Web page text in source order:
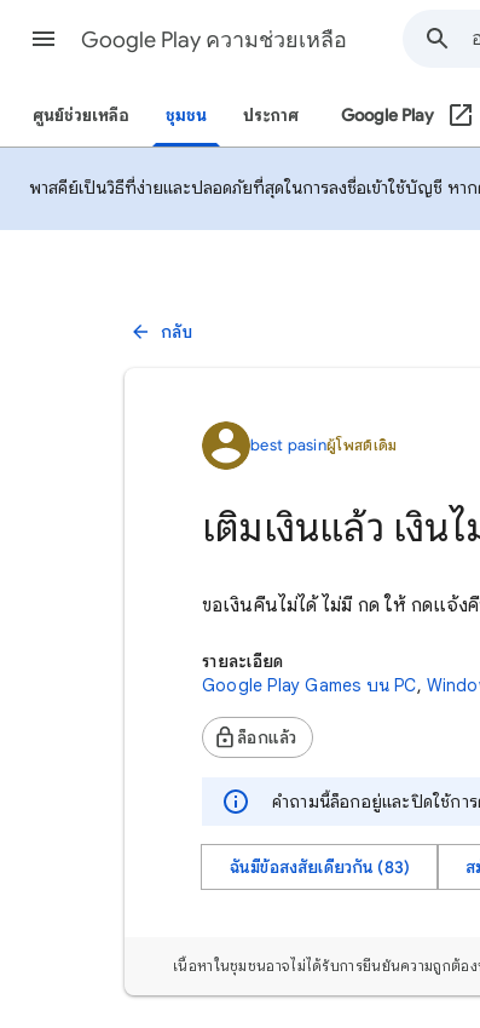
Google Play ความช่วยเหลือ
ศูนย์ช่วยเหลือ ชุมชน ประกาศ Google Play
พาสคีย์เป็นวิธีที่ง่ายและปลอดภัยที่สุดในการลงชื่อเข้าใช้บัญชี หา
กลับ
best pasinผู้โพสต์เดิม
เติมเงินแล้ว เงินไ
ขอเงินคืนไม่ได้ ไม่มี กด ให้ กดแจ้ง
รายละเอียด
Google Play Games บน PC,
ล็อกแล้ว
คำถามนี้ล็อกอยู่และปิดใช้กา
ฉันมีข้อสงสัยเดียวกัน (83) ส
เนื้อหาในชุมชนอาจไม่ได้รับการยืนยันความถูกต้อ